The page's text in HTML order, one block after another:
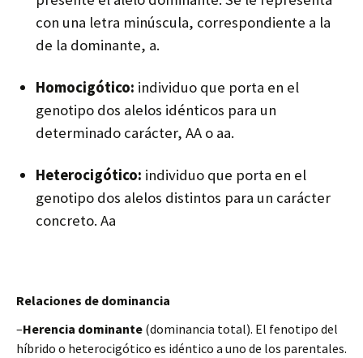
con una letra minúscula, correspondiente a la
de la dominante, a.
Homocigótico: individuo que porta en el
genotipo dos alelos idénticos para un
determinado carácter, AA o aa.
Heterocigótico: individuo que porta en el
genotipo dos alelos distintos para un carácter
concreto. Aa
Relaciones de dominancia
–Herencia dominante (dominancia total). El fenotipo del
híbrido o heterocigótico es idéntico a uno de los parentales.